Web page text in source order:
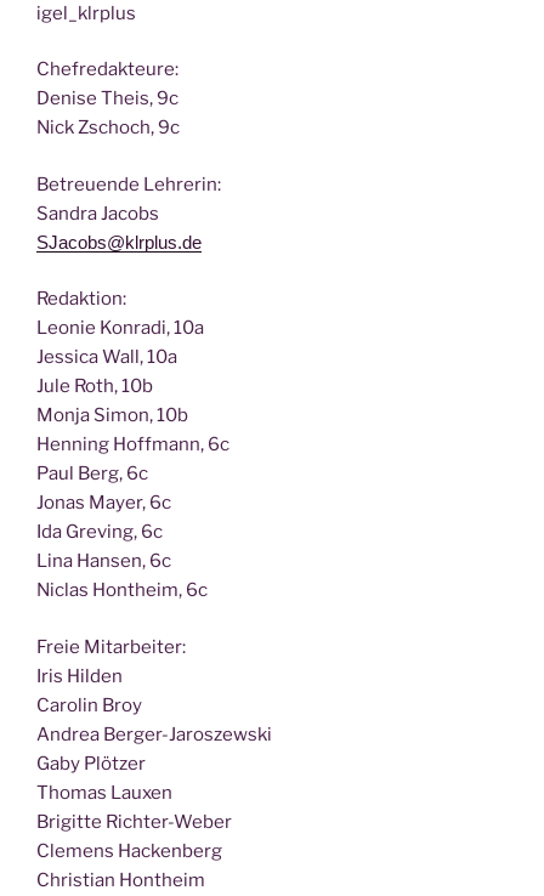
igel_klrplus
Chef­re­dak­teu­re:
Deni­se Theis, 9c
Nick Zscho­ch, 9c
Betreu­en­de Lehrerin:
San­dra Jacobs
SJacobs@klrplus.de
Redak­ti­on:
Leo­nie Kon­ra­di, 10a
Jes­si­ca Wall, 10a
Jule Roth, 10b
Mon­ja Simon, 10b
Hen­ning Hoff­mann, 6c
Paul Berg, 6c
Jonas May­er, 6c
Ida Gre­ving, 6c
Lina Han­sen, 6c
Nic­las Hont­heim, 6c
Freie Mit­ar­bei­ter:
Iris Hilden
Caro­lin Broy
Andrea Berger-Jaroszewski
Gaby Plötzer
Tho­mas Lauxen
Bri­git­te Richter-Weber
Cle­mens Hackenberg
Chris­ti­an Hontheim